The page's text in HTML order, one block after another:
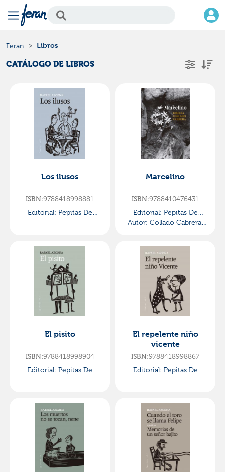
Feran Libros
CATÁLOGO DE LIBROS
Los ilusos
ISBN:9788418998881
Editorial: Pepitas De
Marcelino
ISBN:9788410476431
Editorial: Pepitas De
Calabaza
Autor: Collado Cabrera,
El pisito
ISBN:9788418998904
Editorial: Pepitas De
El repelente niño
vicente
ISBN:9788418998867
Editorial: Pepitas De